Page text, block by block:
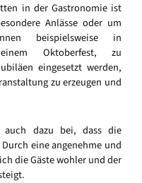
in der Gastronomie ist
Anlässe oder um
beispielsweise in
Oktoberfest, zu
eingesetzt werden,
zu erzeugen und
auch dazu bei, dass die
eine angenehme und
die Gäste wohler und der